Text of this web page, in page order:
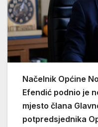
Načelnik Općine
Efendić podnio je
mjesto člana
potpredsjednika